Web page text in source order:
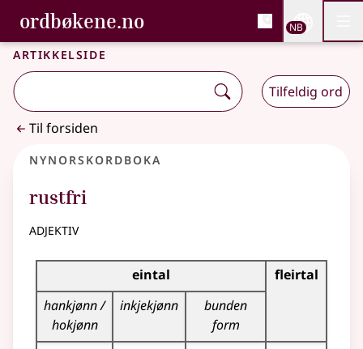
Gå til hovedinnhold
Tilgjengelighet
ordbøkene.no, Bokmålsordboka og
Bokmålsordboka og Nynorskordboka
NB
Artikkelside
Tilfeldig ord
Til forsiden
Nynorskordboka
rustfri
adjektiv
Bøyningstabell for dette adjektivet
eintal
fleirtal
hankjønn /
hokjønn
inkjekjønn
bunden
form